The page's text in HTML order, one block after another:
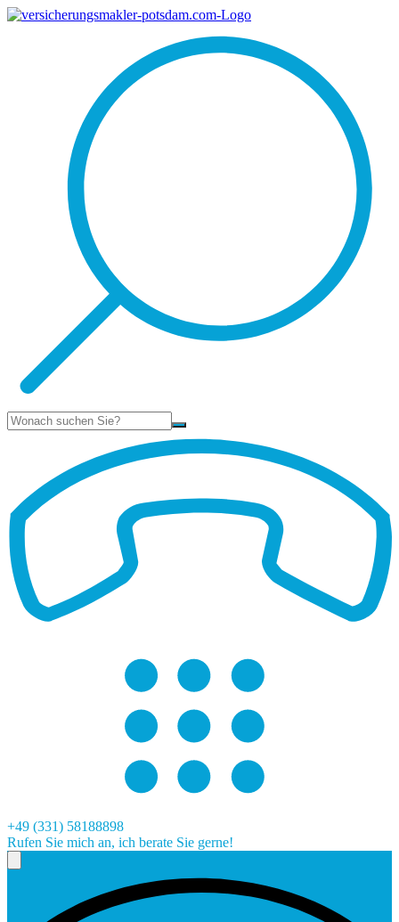
Suche
+49 (331) 58188898
Rufen Sie mich an, ich berate Sie gerne!